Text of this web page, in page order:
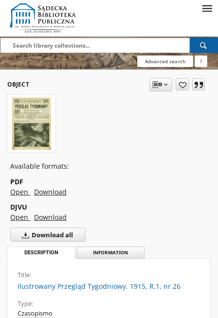
Advanced search ?
OBJECT
Available formats:
PDF
Open
Download
DJVU
Open
Download
Download all
DESCRIPTION INFORMATION
Title:
Ilustrowany Przegląd Tygodniowy. 1915, R.1, nr 26
Type:
Czasopismo